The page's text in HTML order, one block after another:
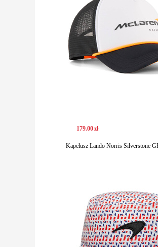
179.00zł
Kapelusz Lando Norris Silverstone